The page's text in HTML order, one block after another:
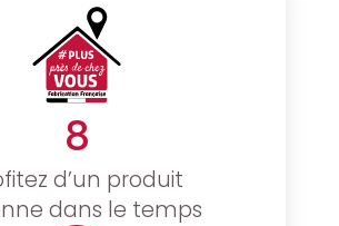
8
d’un produit
dans le temps